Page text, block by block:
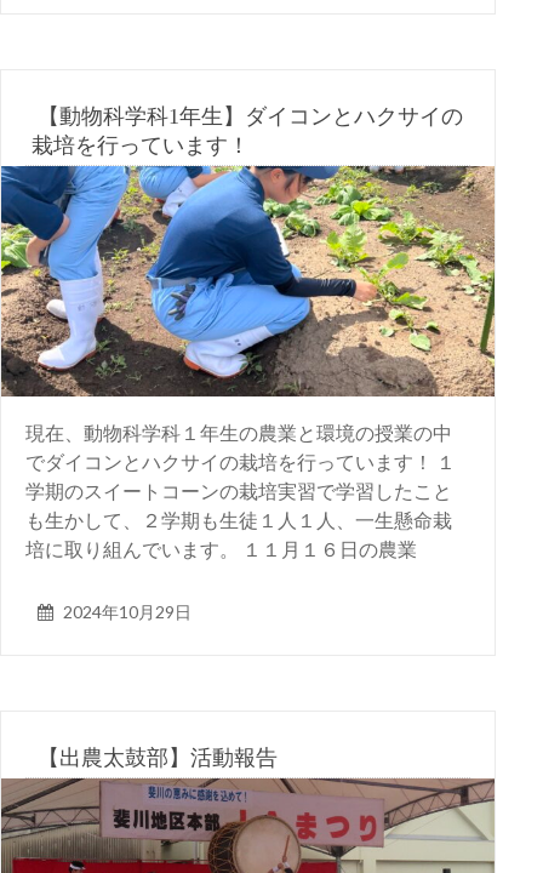
【動物科学科1年生】ダイコンとハクサイの
栽培を行っています！
現在、動物科学科１年生の農業と環境の授業の中
でダイコンとハクサイの栽培を行っています！ １
学期のスイートコーンの栽培実習で学習したこと
も生かして、２学期も生徒１人１人、一生懸命栽
培に取り組んでいます。 １１月１６日の農業
2024年10月29日
【出農太鼓部】活動報告